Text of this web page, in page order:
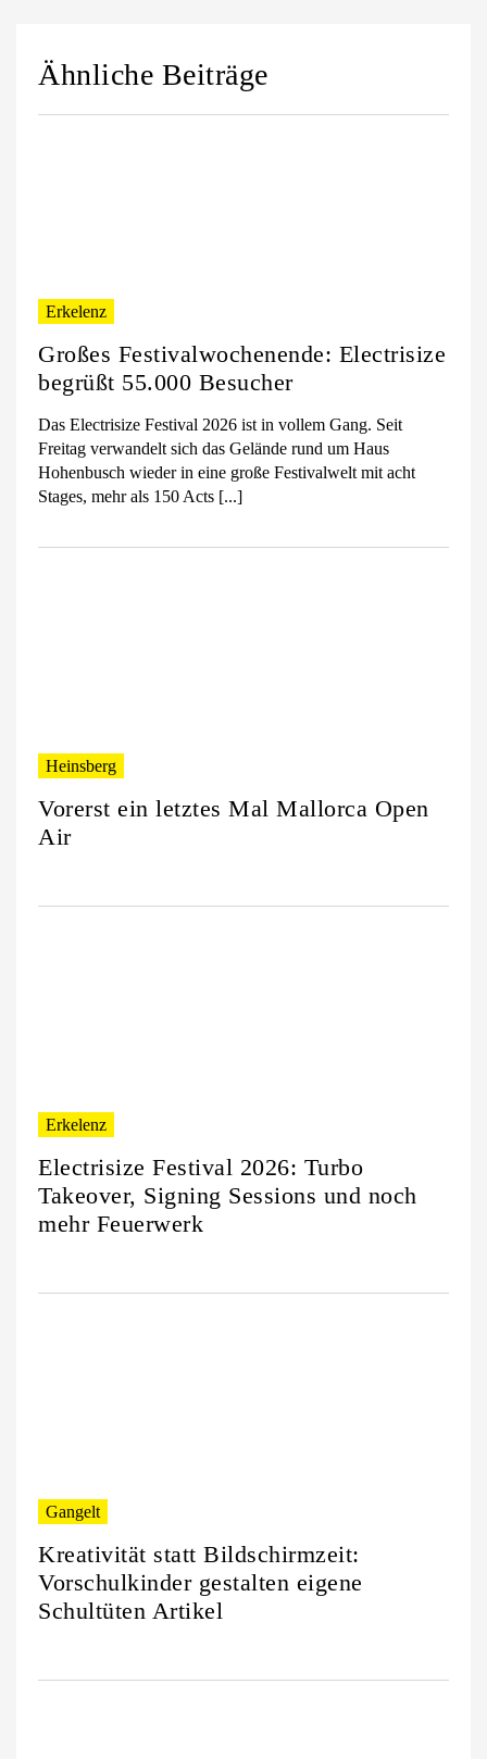
Ähnliche Beiträge
Erkelenz
Großes Festivalwochenende: Electrisize
begrüßt 55.000 Besucher
Das Electrisize Festival 2026 ist in vollem Gang. Seit
Freitag verwandelt sich das Gelände rund um Haus
Hohenbusch wieder in eine große Festivalwelt mit acht
Stages, mehr als 150 Acts [...]
Heinsberg
Vorerst ein letztes Mal Mallorca Open
Air
Erkelenz
Electrisize Festival 2026: Turbo
Takeover, Signing Sessions und noch
mehr Feuerwerk
Gangelt
Kreativität statt Bildschirmzeit:
Vorschulkinder gestalten eigene
Schultüten Artikel